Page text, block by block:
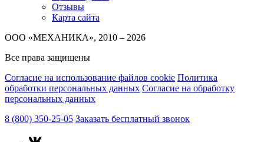
Отзывы
Карта сайта
ООО «МЕХАНИКА», 2010 – 2026
Все права защищены
Согласие на использование файлов cookie Политика
обработки персональных данных Согласие на обработку
персональных данных
8 (800) 350-25-05 Заказать бесплатный звонок